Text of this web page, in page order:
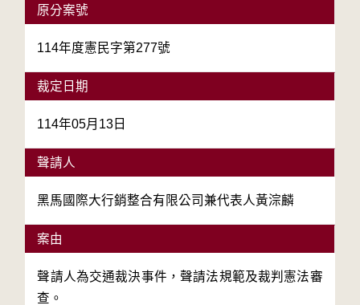
原分案號
114年度憲民字第277號
裁定日期
114年05月13日
聲請人
黑馬國際大行銷整合有限公司兼代表人黃淙麟
案由
聲請人為交通裁決事件，聲請法規範及裁判憲法審
查。